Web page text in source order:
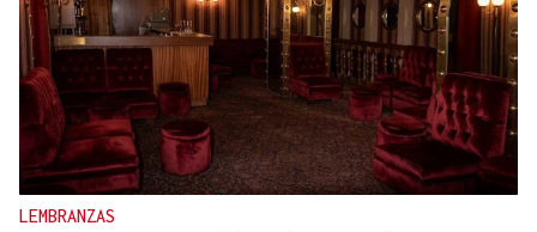
CRISIS HUMANITARIA
La Policía Nacional inicia el triaje de los migrantes
que quedan en Ceuta tras la entrada masiva
LEMBRANZAS